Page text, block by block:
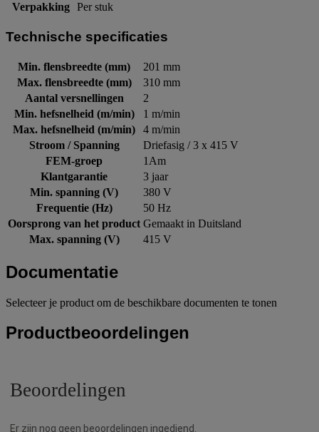
Verpakking Per stuk
Technische specificaties
Min. flensbreedte (mm)
201 mm
Max. flensbreedte (mm)
310 mm
Aantal versnellingen
2
Min. hefsnelheid (m/min)
1 m/min
Max. hefsnelheid (m/min)
4 m/min
Stroom / Spanning
Driefasig / 3 x 415 V
FEM-groep
1Am
Klantgarantie
3 jaar
Min. spanning (V)
380 V
Frequentie (Hz)
50 Hz
Oorsprong van het product Gemaakt in Duitsland
Max. spanning (V)
415 V
Documentatie
Selecteer je product om de beschikbare documenten te tonen
Productbeoordelingen